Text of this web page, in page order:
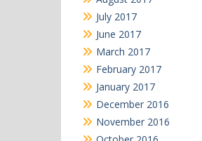
July 2017
June 2017
March 2017
February 2017
January 2017
December 2016
November 2016